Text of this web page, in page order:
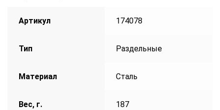
Артикул 174078
Тип Раздельные
Материал Сталь
Вес, г. 187